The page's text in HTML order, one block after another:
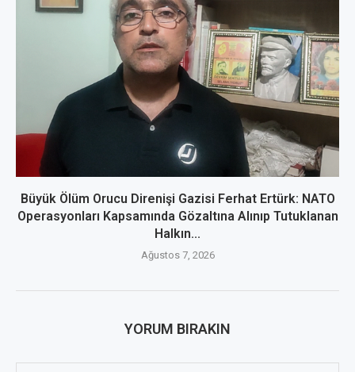
Büyük Ölüm Orucu Direnişi Gazisi Ferhat Ertürk: NATO
Operasyonları Kapsamında Gözaltına Alınıp Tutuklanan
Halkın...
Ağustos 7, 2026
YORUM BIRAKIN